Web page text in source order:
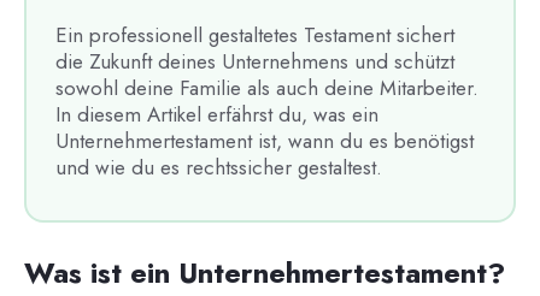
Ein professionell gestaltetes Testament sichert
die Zukunft deines Unternehmens und schützt
sowohl deine Familie als auch deine Mitarbeiter.
In diesem Artikel erfährst du, was ein
Unternehmertestament ist, wann du es benötigst
und wie du es rechtssicher gestaltest.
Was ist ein Unternehmertestament?